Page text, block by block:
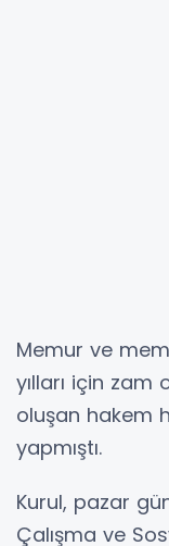
Memur ve
yılları için zam
oluşan hakem
yapmıştı.
Kurul, pazar
Çalışma ve